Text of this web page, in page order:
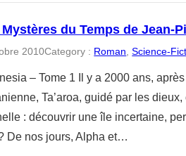
du Temps de Jean-
2010Category : Roman , Science-
– Tome 1 Il y a 2000 ans,
Ta’aroa, guidé par les
: découvrir une île incertaine,
De nos jours, Alpha et…